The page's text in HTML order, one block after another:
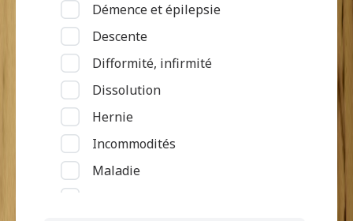
Ouvrier d'habitation
Service rattaché à la grand'case
Démence et épilepsie
Descente
Difformité, infirmité
Dissolution
Hernie
Incommodités
Maladie